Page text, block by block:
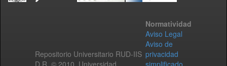
Repositorio Universitario RUD-IIS
D.R. © 2010. Universidad
Normatividad
Aviso Legal
Aviso de
privacidad
simplificado